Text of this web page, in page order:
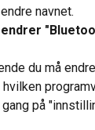
navnet.
endrer
du må
hvilken
på